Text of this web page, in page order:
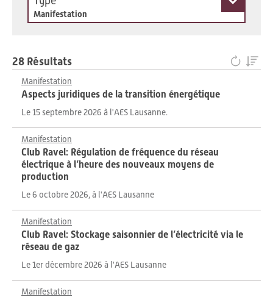
Manifestation
28 Résultats
Manifestation
Aspects juridiques de la transition énergétique
Le 15 septembre 2026 à l'AES Lausanne.
Manifestation
Club Ravel: Régulation de fréquence du réseau
électrique à l’heure des nouveaux moyens de
production
Le 6 octobre 2026, à l'AES Lausanne
Manifestation
Club Ravel: Stockage saisonnier de l’électricité via le
réseau de gaz
Le 1er décembre 2026 à l'AES Lausanne
Manifestation